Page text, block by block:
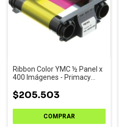
Ribbon Color YMC ½ Panel x
400 Imágenes - Primacy
$205.503